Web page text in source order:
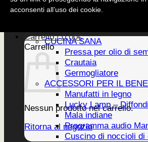
EDIZIONI
Carrello /0,00€
Carrello
Nessun prodotto nel carrello.
Ritorna al negozio
Home
CUCINA SANA
Pressa per olio di
Crautaia
Germogliatore
ACCESSORI PER IL
Manufatti in legno
Lucky Lamp –
Mala indiane
Programma audio
Cuscino di noccioli di
acconsenti all’uso dei cookie.